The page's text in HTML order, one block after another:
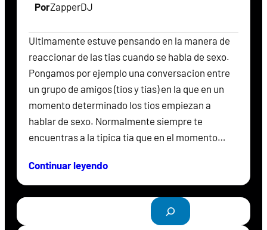
PorZapperDJ
Ultimamente estuve pensando en la manera de
reaccionar de las tias cuando se habla de sexo.
Pongamos por ejemplo una conversacion entre
un grupo de amigos (tios y tias) en la que en un
momento determinado los tios empiezan a
hablar de sexo. Normalmente siempre te
encuentras a la tipica tia que en el momento…
Continuar leyendo
B
u